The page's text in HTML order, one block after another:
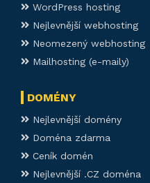
WordPress hosting
Nejlevnější webhosting
Neomezený webhosting
Mailhosting (e-maily)
DOMÉNY
Nejlevnější domény
Doména zdarma
Ceník domén
Nejlevnější .CZ doména